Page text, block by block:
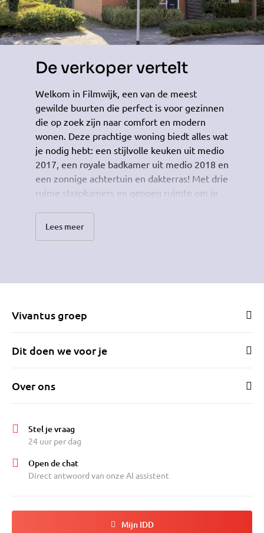
De verkoper vertelt
Welkom in Filmwijk, een van de meest
gewilde buurten die perfect is voor gezinnen
die op zoek zijn naar comfort en modern
wonen. Deze prachtige woning biedt alles wat
je nodig hebt: een stijlvolle keuken uit medio
2017, een royale badkamer uit medio 2018 en
een zonnige achtertuin en dakterras! Met drie
ruime slaapkamers en genoeg ruimte om je
Lees meer
Vivantus groep
Dit doen we voor je
Over ons
Stel je vraag
24 uur per dag
Open de chat
Direct antwoord van onze AI assistent
Mijn IDD